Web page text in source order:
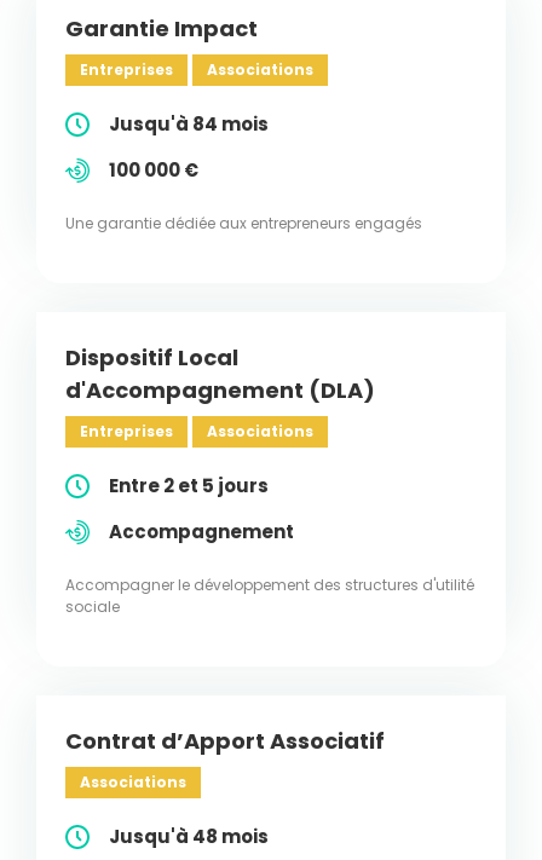
Garantie Impact
Entreprises Associations
Jusqu'à 84 mois
100 000 €
Une garantie dédiée aux entrepreneurs engagés
Dispositif Local
d'Accompagnement (DLA)
Entreprises Associations
Entre 2 et 5 jours
Accompagnement
Accompagner le développement des structures d'utilité
sociale
Contrat d’Apport Associatif
Associations
Jusqu'à 48 mois